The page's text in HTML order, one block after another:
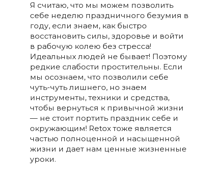
Я считаю, что мы можем позволить
себе неделю праздничного безумия в
году, если знаем, как быстро
восстановить силы, здоровье и войти
в рабочую колею без стресса!
Идеальных людей не бывает! Поэтому
редкие слабости простительны. Если
мы осознаем, что позволили себе
чуть-чуть лишнего, но знаем
инструменты, техники и средства,
чтобы вернуться к привычной жизни
— не стоит портить праздник себе и
окружающим! Retox тоже является
частью полноценной и насыщенной
жизни и дает нам ценные жизненные
уроки.